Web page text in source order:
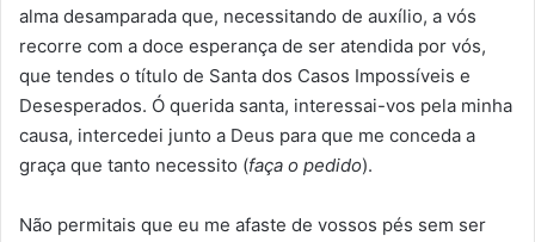
alma desamparada que, necessitando de auxílio, a vós
recorre com a doce esperança de ser atendida por vós,
que tendes o título de Santa dos Casos Impossíveis e
Desesperados. Ó querida santa, interessai-vos pela minha
causa, intercedei junto a Deus para que me conceda a
graça que tanto necessito (faça o pedido).
Não permitais que eu me afaste de vossos pés sem ser